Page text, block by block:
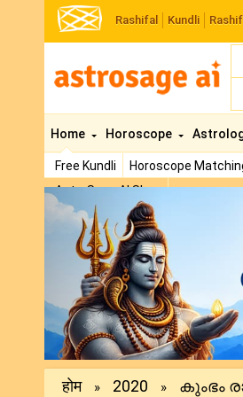
Rashifal Kundli
Home
Free Kundli Horoscope
AstroSage AI Shop
Horoscope
Previous
होम » 2020 » കുംഭം